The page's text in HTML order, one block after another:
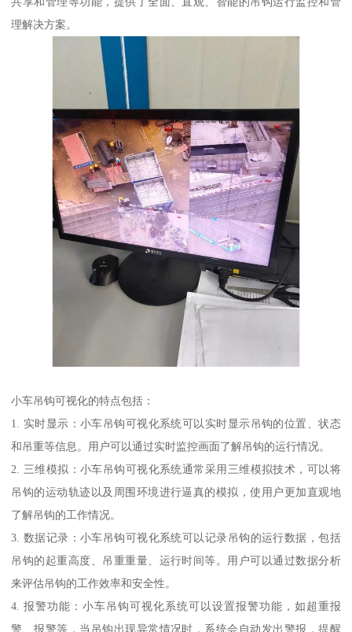
理解决方案。
小车吊钩可视化的特点包括：
1. 实时显示：小车吊钩可视化系统可以实时显示吊钩的位置、状态
和吊重等信息。用户可以通过实时监控画面了解吊钩的运行情况。
2. 三维模拟：小车吊钩可视化系统通常采用三维模拟技术，可以将
吊钩的运动轨迹以及周围环境进行逼真的模拟，使用户更加直观地
了解吊钩的工作情况。
3. 数据记录：小车吊钩可视化系统可以记录吊钩的运行数据，包括
吊钩的起重高度、吊重重量、运行时间等。用户可以通过数据分析
来评估吊钩的工作效率和安全性。
4. 报警功能：小车吊钩可视化系统可以设置报警功能，如超重报
警、报警等，当吊钩出现异常情况时，系统会自动发出警报，提醒